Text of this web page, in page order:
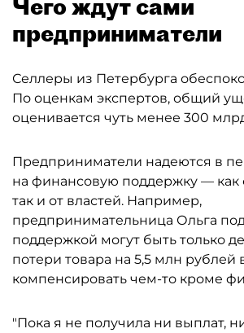
Чего ждут сами
предприниматели
Селлеры из Петербурга
По оценкам экспертов, общий
оценивается чуть менее 300
Предприниматели надеются в
на финансовую поддержку — как
так и от властей. Например,
предпринимательница Ольга
поддержкой могут быть только
потери товара на 5,5 млн
компенсировать чем-то кроме
"Пока я не получила ни выплат,